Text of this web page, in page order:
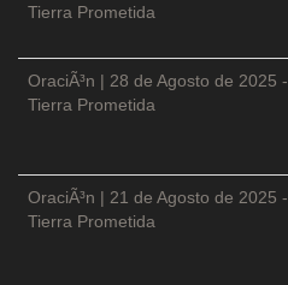
Tierra Prometida
OraciÃ³n | 28 de Agosto de 2025 -
Tierra Prometida
OraciÃ³n | 21 de Agosto de 2025 -
Tierra Prometida